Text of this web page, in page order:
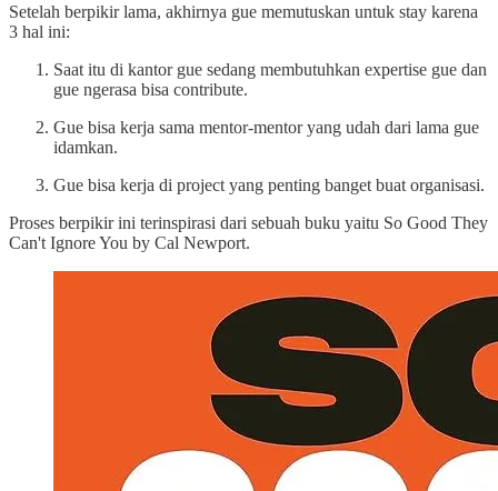
Setelah berpikir lama, akhirnya gue memutuskan untuk stay karena
3 hal ini:
Saat itu di kantor gue sedang membutuhkan expertise gue dan
gue ngerasa bisa contribute.
Gue bisa kerja sama mentor-mentor yang udah dari lama gue
idamkan.
Gue bisa kerja di project yang penting banget buat organisasi.
Proses berpikir ini terinspirasi dari sebuah buku yaitu So Good They
Can't Ignore You by Cal Newport.